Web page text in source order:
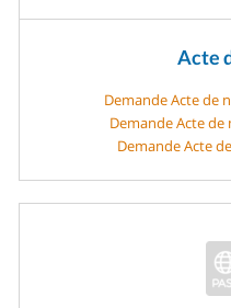
Acte
Demande Acte de
Demande Acte de
Demande Acte